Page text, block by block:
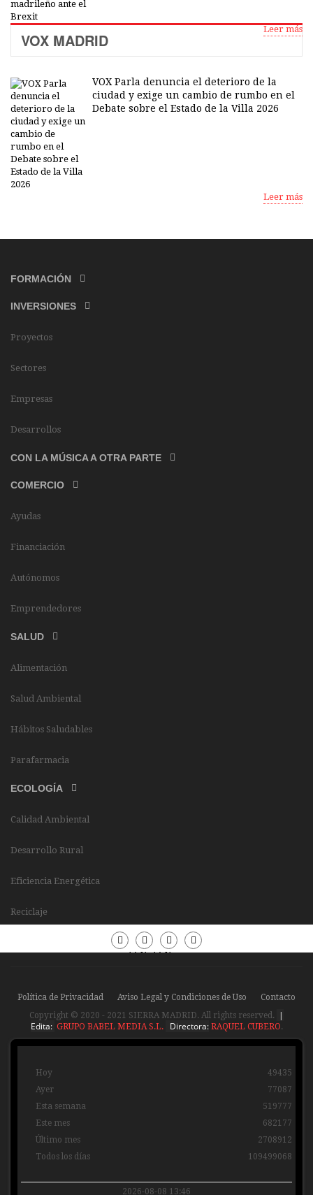
Leer más
VOX MADRID
VOX Parla denuncia el deterioro de la
ciudad y exige un cambio de rumbo en el
Debate sobre el Estado de la Villa 2026
Leer más
FORMACIÓN
INVERSIONES
Proyectos
Sectores
Empresas
Desarrollos
CON LA MÚSICA A OTRA PARTE
COMERCIO
Ayudas
Financiación
Autónomos
Emprendedores
SALUD
Alimentación
Salud Ambiental
Hábitos Saludables
Parafarmacia
ECOLOGÍA
Calidad Ambiental
Desarrollo Rural
Eficiencia Energética
Reciclaje
Periódico
Periódico
Política de Privacidad Aviso Legal y Condiciones de Uso
Contacto
Copyright © 2020 - 2021 SIERRA MADRID. All rights reserved.
|
Edita: GRUPO BABEL MEDIA S.L. Directora:RAQUEL CUBERO.
Hoy
Ayer
Esta semana
Este mes
Último mes
Todos los días
49435
77087
519777
682177
2708912
109499068
2026-08-08 13:46